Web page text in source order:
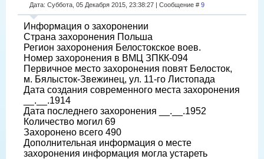
Дата: Суббота, 05 Декабря 2015, 23:38:27 | Сообщение # 9
Информация о захоронении
Страна захоронения Польша
Регион захоронения Белостокское воев.
Номер захоронения в ВМЦ ЗПКК-094
Первичное место захоронения повят Белосток,
м. Бялысток-Звежинец, ул. 11-го Листопада
Дата создания современного места захоронения
__.__.1914
Дата последнего захоронения __.__.1952
Количество могил 69
Захоронено всего 490
Дополнительная информация о месте
захоронения информация могла устареть